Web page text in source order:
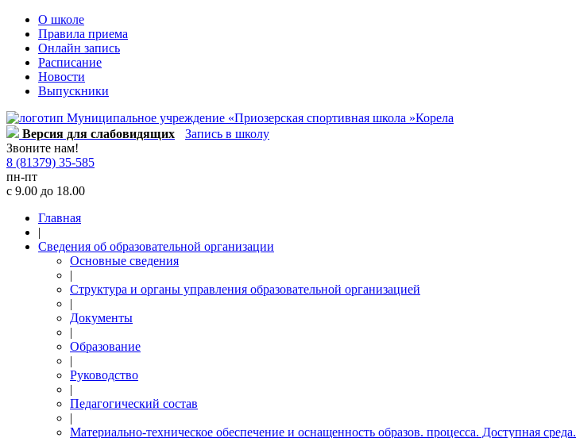
О школе
Правила приема
Онлайн запись
Расписание
Новости
Выпускники
Версия для слабовидящих
Запись в школу
Звоните нам!
8 (81379) 35-585
пн-пт
с 9.00 до 18.00
Главная
|
Сведения об образовательной организации
Основные сведения
|
Структура и органы управления образовательной организацией
|
Документы
|
Образование
|
Руководство
|
Педагогический состав
|
Материально-техническое обеспечение и оснащенность образов. процесса. Доступная среда.